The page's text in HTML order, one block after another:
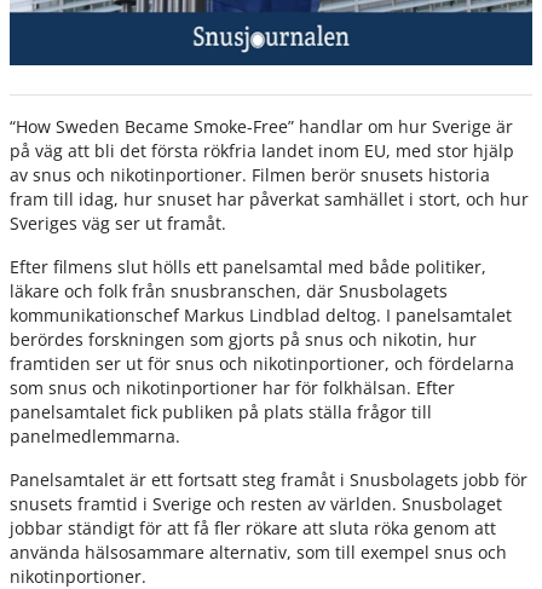
“How Sweden Became Smoke-Free” handlar om hur Sverige är
på väg att bli det första rökfria landet inom EU, med stor hjälp
av snus och nikotinportioner. Filmen berör snusets historia
fram till idag, hur snuset har påverkat samhället i stort, och hur
Sveriges väg ser ut framåt.
Efter filmens slut hölls ett panelsamtal med både politiker,
läkare och folk från snusbranschen, där Snusbolagets
kommunikationschef Markus Lindblad deltog. I panelsamtalet
berördes forskningen som gjorts på snus och nikotin, hur
framtiden ser ut för snus och nikotinportioner, och fördelarna
som snus och nikotinportioner har för folkhälsan. Efter
panelsamtalet fick publiken på plats ställa frågor till
panelmedlemmarna.
Panelsamtalet är ett fortsatt steg framåt i Snusbolagets jobb för
snusets framtid i Sverige och resten av världen. Snusbolaget
jobbar ständigt för att få fler rökare att sluta röka genom att
använda hälsosammare alternativ, som till exempel snus och
nikotinportioner.